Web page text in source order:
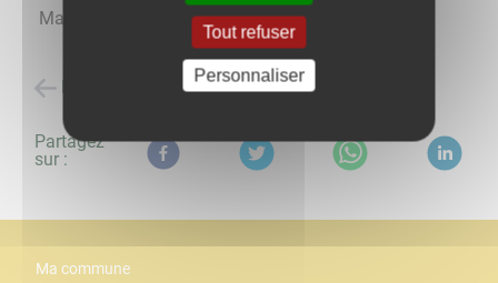
Marché à la ferme.
Retour à la liste des évènements
Partagez
sur :
Ma commune
Tout refuser
Personnaliser